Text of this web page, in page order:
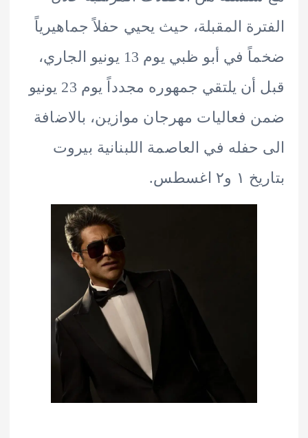
المقبلة، حيث يحيي حفلاً جماهيرياً
ضخماً في أبو ظبي يوم 13 يونيو الجاري،
قبل أن يلتقي جمهوره مجدداً يوم 23 يونيو
مهرجان موازين، بالاضافة
في العاصمة اللبنانية بيروت